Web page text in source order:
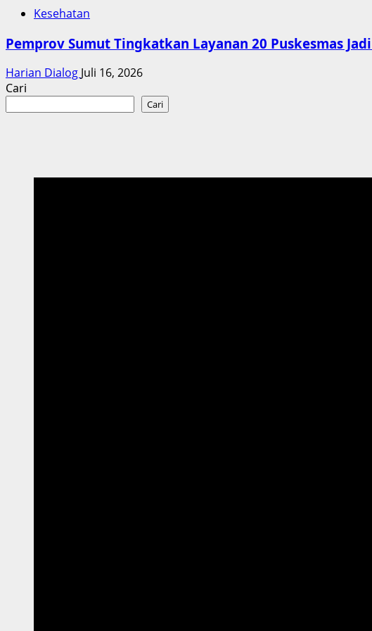
Kesehatan
Pemprov Sumut Tingkatkan Layanan 20 Puskesmas
Harian Dialog Juli 16, 2026
Cari
Cari